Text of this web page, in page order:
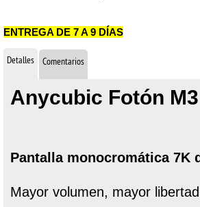
ENTREGA DE 7 A 9 DÍAS
Detalles Comentarios
Anycubic Fotón
Pantalla monocromática 7K
Mayor volumen, mayor